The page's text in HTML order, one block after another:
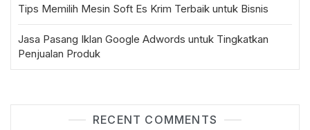
Tips Memilih Mesin Soft Es Krim Terbaik untuk Bisnis
Jasa Pasang Iklan Google Adwords untuk Tingkatkan
Penjualan Produk
RECENT COMMENTS